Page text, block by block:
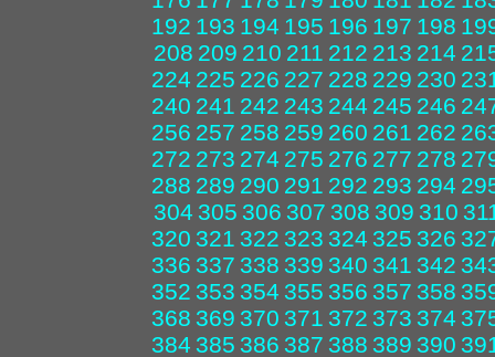
192 193 194 195 196 197 198
208 209 210 211 212 213 214
224 225 226 227 228 229 230
240 241 242 243 244 245 246
256 257 258 259 260 261 262
272 273 274 275 276 277 278
288 289 290 291 292 293 294
304 305 306 307 308 309 310
320 321 322 323 324 325 326
336 337 338 339 340 341 342
352 353 354 355 356 357 358
368 369 370 371 372 373 374
384 385 386 387 388 389 390